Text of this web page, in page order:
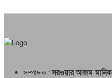
সম্পাদক :সরওয়ার আজম মানিক